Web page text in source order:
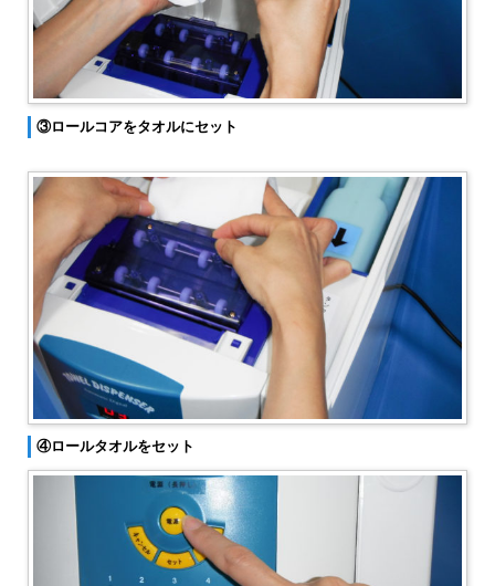
③ロールコアをタオルにセット
④ロールタオルをセット